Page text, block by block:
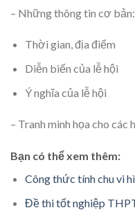
– Những thông tin cơ bản:
Thời gian, địa điểm
Diễn biến của lễ hội
Ý nghĩa của lễ hội
– Tranh minh họa cho các
Bạn có thể xem thêm:
Công thức tính chu vi
Đề thi tốt nghiệp